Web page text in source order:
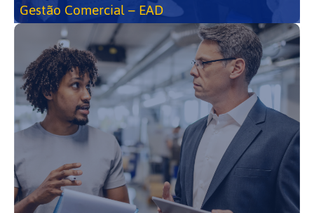
Gestão Comercial – EAD